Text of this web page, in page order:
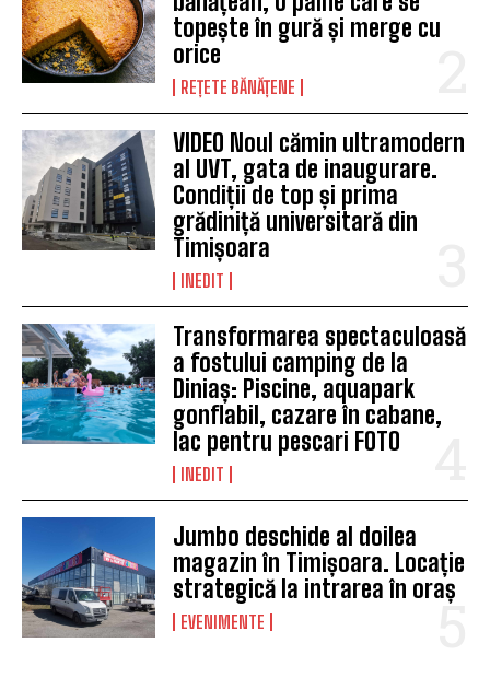
topește în gură și merge cu
orice
REȚETE BĂNĂȚENE
VIDEO Noul cămin ultramodern
al UVT, gata de inaugurare.
Condiții de top și prima
grădiniță universitară din
Timișoara
INEDIT
Transformarea spectaculoasă
a fostului camping de la
Diniaș: Piscine, aquapark
gonflabil, cazare în cabane,
lac pentru pescari FOTO
INEDIT
Jumbo deschide al doilea
magazin în Timișoara. Locație
strategică la intrarea în oraș
EVENIMENTE